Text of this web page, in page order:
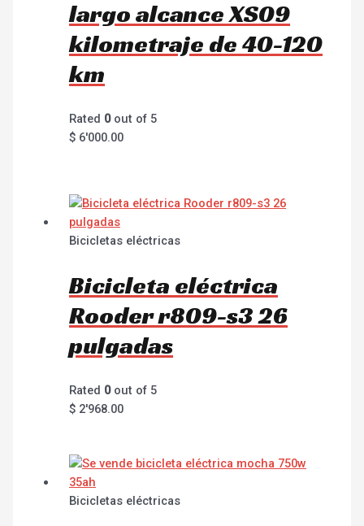
largo alcance XS09
kilometraje de 40-120
km
Rated 0out of 5
$ 6'000.00
Bicicletas eléctricas
Bicicleta eléctrica
Rooder r809-s3 26
pulgadas
Rated 0out of 5
$ 2'968.00
Bicicletas eléctricas